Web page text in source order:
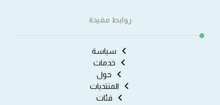
روابط مفيدة
سياسة
خدمات
حول
المنتديات
فئات